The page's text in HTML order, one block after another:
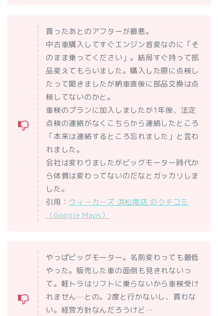
買ったあとのアフターが最悪。
中古車購入してすぐエンジン音変なのに「そ
のまま乗ってください」。結局すぐ持って部
品変えてもらいました。購入した際に点検し
たって聞きましたが納車直後に部品交換は点
検してないのかと。
車検のプランに加入しましたが1年後、法定
点検の連絡がなくこちらから連絡したところ
「本来は連絡するところ忘れました」と言わ
れました。
会社は変わりましたがビッグモーター時代か
ら体質は変わってないのだなとガッカリしま
した。
引用： ウィーカーズ 浜松南店 のクチコミ
（Google Maps）
やっぱビッグモーター。名前変わっても最低
やった。販売した車の面倒も見きれないっ
て。軽トラはリフトに乗らないから車検受け
れません…との。2度と行かないし、買わな
い。経営方針なんだろうけど…